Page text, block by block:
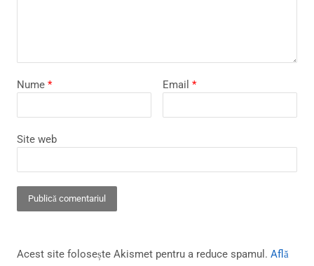
Nume * Email *
Site web
Acest site folosește Akismet pentru a reduce spamul. Află